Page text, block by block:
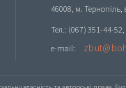
46008, м. Тернопіль,
Тел.: (067) 351-44-
e-mail: